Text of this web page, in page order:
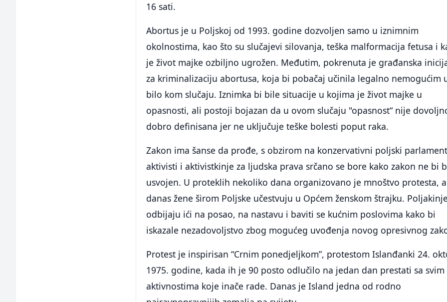
16 sati.
Abortus je u Poljskoj od 1993. godine dozvoljen samo u iznimnim
okolnostima, kao što su slučajevi silovanja, teška malformacija fetusa i
je život majke ozbiljno ugrožen. Međutim, pokrenuta je građanska
za kriminalizaciju abortusa, koja bi pobačaj učinila legalno nemogućim
bilo kom slučaju. Iznimka bi bile situacije u kojima je život majke u
opasnosti, ali postoji bojazan da u ovom slučaju "opasnost“ nije
dobro definisana jer ne uključuje teške bolesti poput raka.
Zakon ima šanse da prođe, s obzirom na konzervativni poljski
aktivisti i aktivistkinje za ljudska prava srčano se bore kako zakon ne bi
usvojen. U proteklih nekoliko dana organizovano je mnoštvo protesta, a
danas žene širom Poljske učestvuju u Općem ženskom štrajku. Poljakinje
odbijaju ići na posao, na nastavu i baviti se kućnim poslovima kako bi
iskazale nezadovoljstvo zbog mogućeg uvođenja novog opresivnog
Protest je inspirisan “Crnim ponedjeljkom”, protestom Islanđanki 24.
1975. godine, kada ih je 90 posto odlučilo na jedan dan prestati sa svim
aktivnostima koje inače rade. Danas je Island jedna od rodno